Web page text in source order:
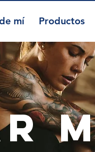
mí Productos